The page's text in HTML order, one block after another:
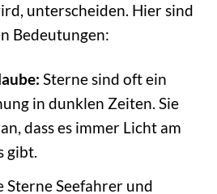
unterscheiden. Hier sind
Bedeutungen:
Sterne sind oft ein
in dunklen Zeiten. Sie
dass es immer Licht am
gibt.
Sterne Seefahrer und